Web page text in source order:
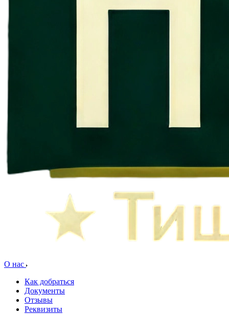
О нас
Как добраться
Документы
Отзывы
Реквизиты